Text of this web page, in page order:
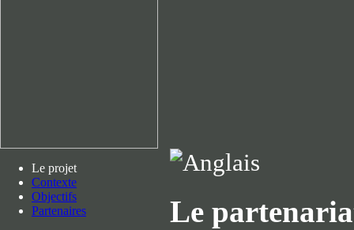
Le projet
Contexte
Objectifs
Partenaires
Le